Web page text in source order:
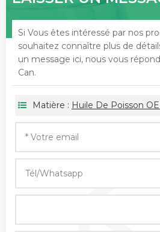
Si Vous êtes intéressé par nos
souhaitez connaître plus de
un message ici, nous vous
Can.
Matière : Huile De Poisson